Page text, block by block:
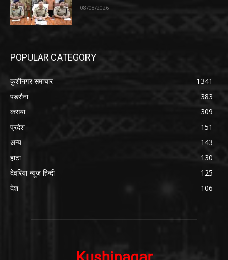
08/08/2026
POPULAR CATEGORY
कुशीनगर समाचार
1341
पडरौना
383
कसया
309
प्रदेश
151
अन्य
143
हाटा
130
देवरिया न्यूज़ हिन्दी
125
देश
106